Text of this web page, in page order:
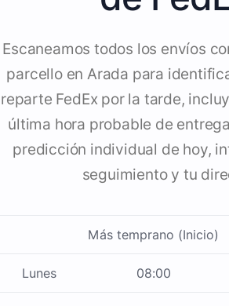
Escaneamos todos los envíos
parcello en Arada para
reparte FedEx por la tarde,
última hora probable de
predicción individual de hoy,
seguimiento y tu
Más temprano (Inicio)
Lunes 08:00